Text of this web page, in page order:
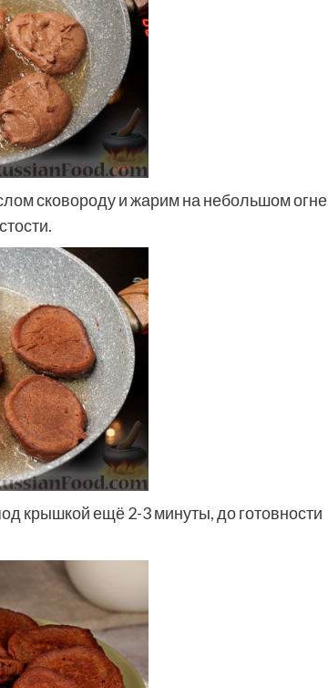
сковороду и жарим на небольшом огне
крышкой ещё 2-3 минуты, до готовности